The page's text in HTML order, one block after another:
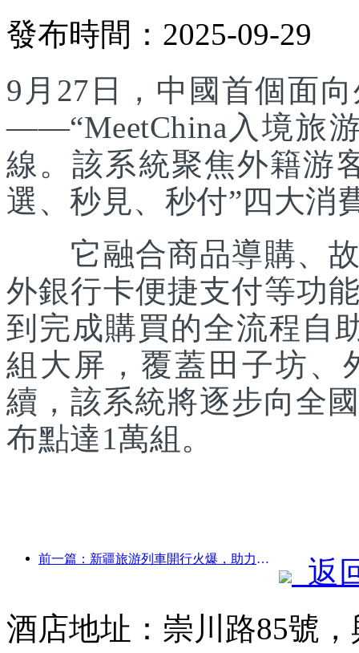
發布時間：2025-09-29
9月27日，中國首個面
——“MeetChina入境旅
線。該系統聚焦外籍游
選、秒見、秒付”四大消
它融合商品導購、故
外銀行卡便捷支付等功
到完成購買的全流程自
組大屏，覆蓋田子坊、
續，該系統將逐步向全
布點達1萬組。
前一篇：新疆旅游列車開行火爆，助力文旅經濟蓬勃發展
返
酒店地址：崇川路85號